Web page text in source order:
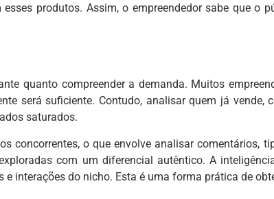
produtos. Assim, o empreendedor sabe que o
quanto compreender a demanda. Muitos
será suficiente. Contudo, analisar quem já vende,
saturados.
concorrentes, o que envolve analisar comentários,
com um diferencial autêntico. A
e interações do nicho. Esta é uma forma prática de